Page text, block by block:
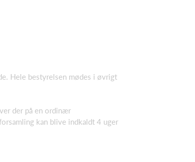
Hele bestyrelsen mødes i øvrigt
der på en ordinær
kan blive indkaldt 4 uger